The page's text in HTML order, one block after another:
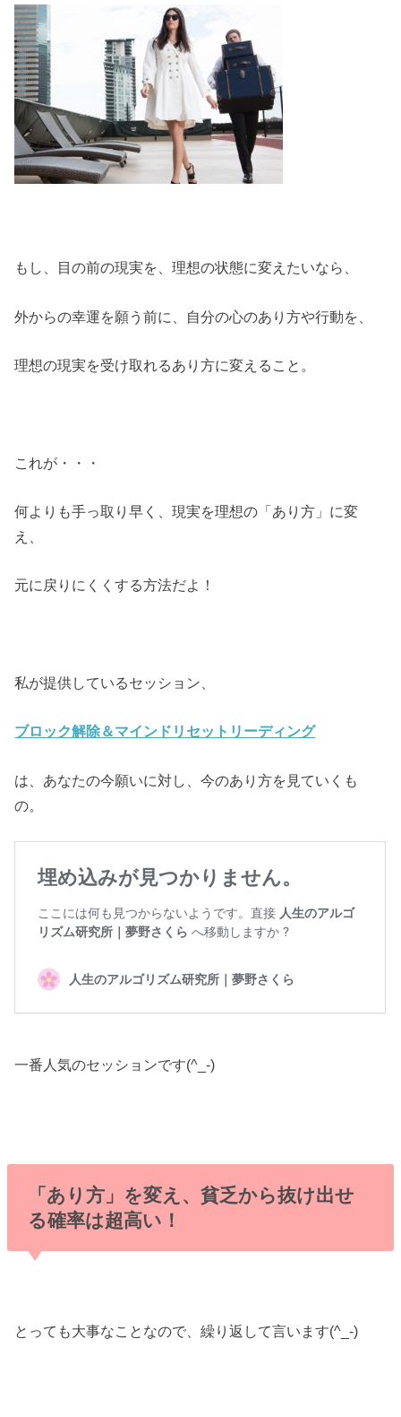
もし、目の前の現実を、理想の状態に変えたいなら、
外からの幸運を願う前に、自分の心のあり方や行動を、
理想の現実を受け取れるあり方に変えること。
これが・・・
何よりも手っ取り早く、現実を理想の「あり方」に変
え、
元に戻りにくくする方法だよ！
私が提供しているセッション、
ブロック解除＆マインドリセットリーディング
は、あなたの今願いに対し、今のあり方を見ていくも
の。
一番人気のセッションです(^_-)
「あり方」を変え、貧乏から抜け出せ
る確率は超高い！
とっても大事なことなので、繰り返して言います(^_-)